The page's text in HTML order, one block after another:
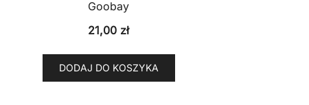
Goobay
21,00 zł
DODAJ DO KOSZYKA